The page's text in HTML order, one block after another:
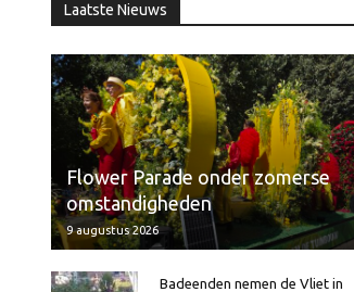
Laatste Nieuws
Flower Parade onder zomerse
omstandigheden
9 augustus 2026
Badeenden nemen de Vliet in